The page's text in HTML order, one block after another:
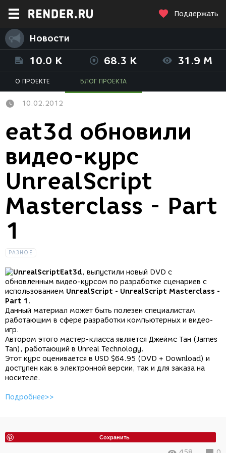
Поддержать
Новости
10.0 K 68.3 K 31.9 M
О ПРОЕКТЕ БЛОГ ПРОЕКТА
10.02.2012
eat3d обновили
видео-курс
UnrealScript
Masterclass - Part
1
РАЗНОЕ
Eat3d, выпустили новый DVD с
обновленным видео-курсом по разработке сценариев с
использованием UnrealScript - UnrealScript Masterclass -
Part 1 .
Данный материал может быть полезен специалистам
работающим в сфере разработки компьютерных и видео-
игр.
Автором этого мастер-класса является Джеймс Тан (James
Tan), работающий в Unreal Technology.
Этот курс оценивается в USD $64.95 (DVD + Download) и
доступен как в электронной версии, так и для заказа на
носителе.
Подробнее>>
Сохранить